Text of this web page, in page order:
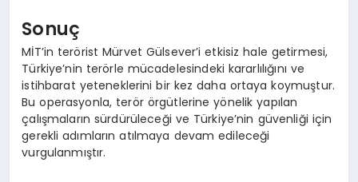
Sonuç
MİT’in terörist Mürvet Gülsever’i etkisiz hale getirmesi,
Türkiye’nin terörle mücadelesindeki kararlılığını ve
istihbarat yeteneklerini bir kez daha ortaya koymuştur.
Bu operasyonla, terör örgütlerine yönelik yapılan
çalışmaların sürdürüleceği ve Türkiye’nin güvenliği için
gerekli adımların atılmaya devam edileceği
vurgulanmıştır.